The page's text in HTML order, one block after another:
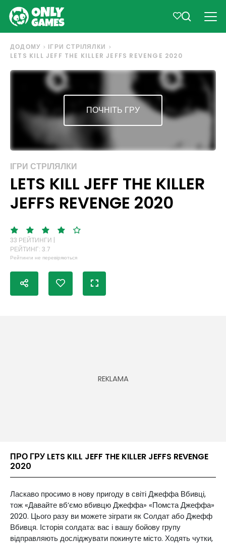
ДОДОМУ
ІГРИ СТРІЛЯЛКИ
LETS KILL JEFF THE KILLER JEFFS REVENGE 2020
ПОЧНІТЬ ГРУ
ІГРИ СТРІЛЯЛКИ
LETS KILL JEFF THE KILLER
JEFFS REVENGE 2020
33 РЕЙТИНГИ |
РЕЙТИНГ: 3.7
Рейтинги не перевіряються
ПРО ГРУ LETS KILL JEFF THE KILLER JEFFS REVENGE
2020
Ласкаво просимо в нову пригоду в світі Джеффа Вбивці,
тож «Давайте вб’ємо вбивцю Джеффа» «Помста Джеффа»
2020. Цього разу ви можете зіграти як Солдат або Джефф
Вбивця. Історія солдата: вас і вашу бойову групу
відправляють досліджувати покинуте місто. Ходять чутки,